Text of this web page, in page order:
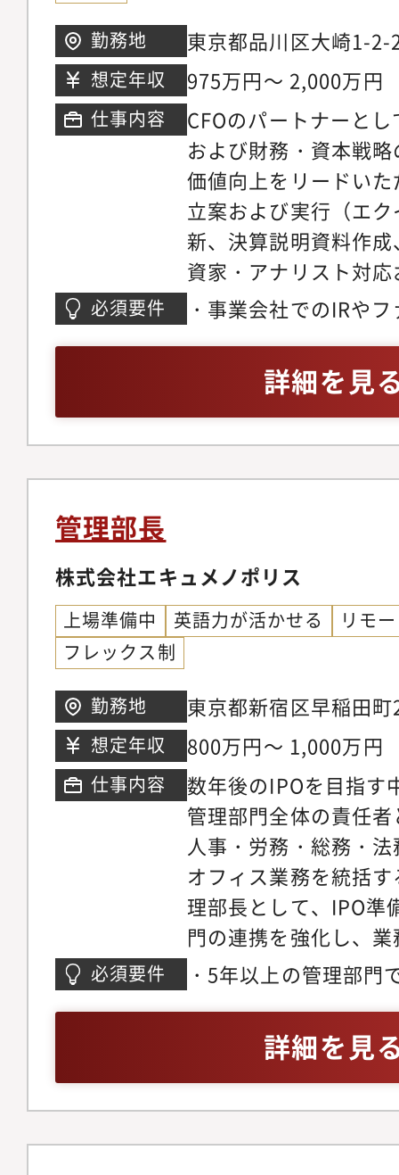
は通過点として、そ
含む企業価値向上全
ンです
勤務地
東京都品川区大崎1-
崎セントラルタワー
想定年収 975万円～ 2,000万円
仕事内容
CFOのパートナーと
および財務・資本戦
価値向上をリードい
立案および実行（エ
新、決算説明資料作
資家・アナリスト対
画・実施・キャピタ
支援）・財務戦略（
略）の企画・実行（
衝）・市場分析を通
バックおよび事業計
トレジャリー機能に
必須要件
・事業会社でのIRや
会社でのカバレッジ
年以上）。・ビジネ
象的な事象を分かり
築・提案経験。
詳細を見
管理部長
株式会社エキュメノポリス
上場準備中 英語力が活かせる
リモ
フレックス制
勤務地 東京都新宿区早稲田町
想定年収 800万円～ 1,000万円
仕事内容
数年後のIPOを目指す
管理部門全体の責任
人事・労務・総務・
オフィス業務を統括
理部長として、IPO準
門の連携を強化し、
強化を図ります。経
に貢献していただき
理部門（経理・財務
務など）の統括とマ
テムの構築・運用・
実分析、経営層への
必須要件
・5年以上の管理部門
フィス業務に関する
制、J-SOX、会社法
のため）
詳細を見